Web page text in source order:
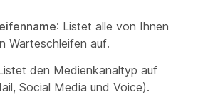
: Listet alle von Ihnen
Warteschleifen auf.
den Medienkanaltyp auf
Social Media und Voice).